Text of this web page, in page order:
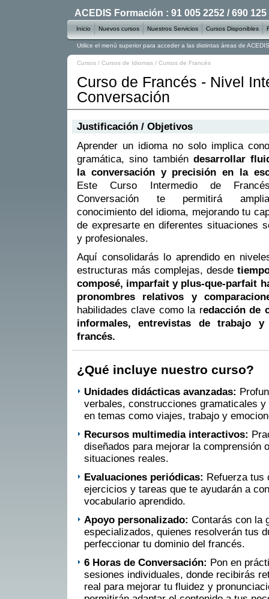
Cursos / Cursos de Idiomas / Cursos de Francés
Curso de Francés - Nivel
Conversación
Justificación / Objetivos
Aprender un idioma no solo implica
gramática, sino también desarrollar
la conversación y precisión en la
Este Curso Intermedio de
Conversación te permitirá
conocimiento del idioma, mejorando tu
de expresarte en diferentes situaciones
y profesionales.
Aquí consolidarás lo aprendido en
estructuras más complejas, desde
composé, imparfait y plus-que-parfait
pronombres relativos y
habilidades clave como la redacción de
informales, entrevistas de trabajo y
francés.
¿Qué incluye nuestro curso?
Unidades didácticas avanzadas:
verbales, construcciones gramaticales
en temas como viajes, trabajo y
Recursos multimedia interactivos:
diseñados para mejorar la comprensión
situaciones reales.
Evaluaciones periódicas: Refuerza tus
ejercicios y tareas que te ayudarán a
vocabulario aprendido.
Apoyo personalizado: Contarás con la
especializados, quienes resolverán tus
perfeccionar tu dominio del francés.
6 Horas de Conversación: Pon en
sesiones individuales, donde recibirás
real para mejorar tu fluidez y
ACEDIS Formación : 91 005 2252 / 690 125
Inicio Nuevos cursos Nuestros Servicios Cursos Disponibles
Utilice el menú superior para acceder a las distintas áreas de